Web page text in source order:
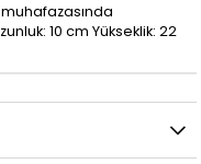
10 cm Yükseklik: 22